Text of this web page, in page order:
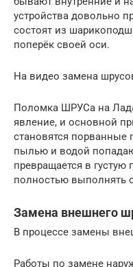
устройства довольно
состоят из
поперёк своей оси.
На видео замена
Поломка ШРУСа на
явление, и основной
становятся порванные
пылью и водой
превращается в густую
полностью выполнять
Замена внешнего
В процессе замены
Работы по замене